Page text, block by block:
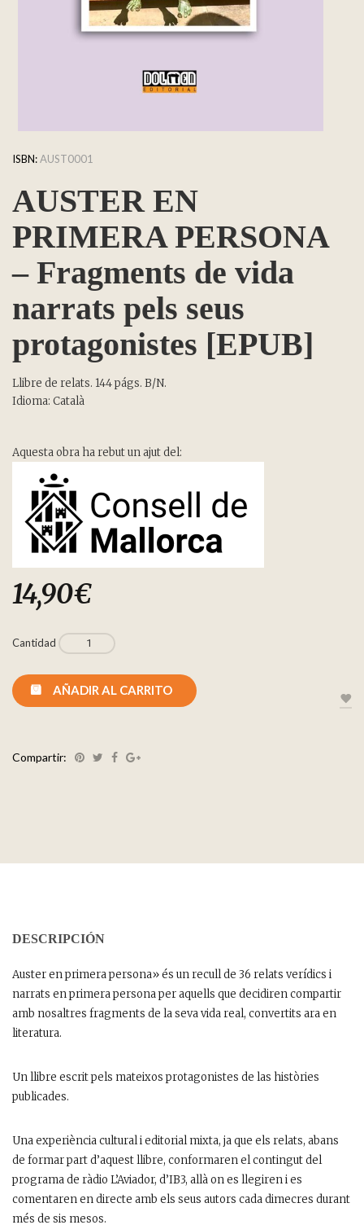
ISBN:AUST0001
AUSTER EN
PRIMERA PERSONA
– Fragments de vida
narrats pels seus
protagonistes [EPUB]
Llibre de relats. 144 págs. B/N.
Idioma: Català
Aquesta obra ha rebut un ajut del:
14,90€
Cantidad
AÑADIR AL CARRITO
Compartir:
DESCRIPCIÓN
Auster en primera persona» és un recull de 36 relats verídics i
narrats en primera persona per aquells que decidiren compartir
amb nosaltres fragments de la seva vida real, convertits ara en
literatura.
Un llibre escrit pels mateixos protagonistes de las històries
publicades.
Una experiència cultural i editorial mixta, ja que els relats, abans
de formar part d’aquest llibre, conformaren el contingut del
programa de ràdio L’Aviador, d’IB3, allà on es llegiren i es
comentaren en directe amb els seus autors cada dimecres durant
més de sis mesos.